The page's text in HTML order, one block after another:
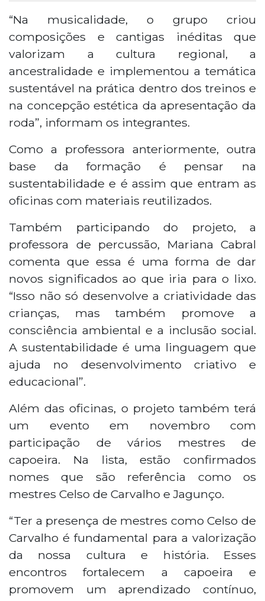
“Na musicalidade, o grupo criou
composições e cantigas inéditas que
valorizam a cultura regional, a
ancestralidade e implementou a temática
sustentável na prática dentro dos treinos e
na concepção estética da apresentação da
roda”, informam os integrantes.
Como a professora anteriormente, outra
base da formação é pensar na
sustentabilidade e é assim que entram as
oficinas com materiais reutilizados.
Também participando do projeto, a
professora de percussão, Mariana Cabral
comenta que essa é uma forma de dar
novos significados ao que iria para o lixo.
“Isso não só desenvolve a criatividade das
crianças, mas também promove a
consciência ambiental e a inclusão social.
A sustentabilidade é uma linguagem que
ajuda no desenvolvimento criativo e
educacional”.
Além das oficinas, o projeto também terá
um evento em novembro com
participação de vários mestres de
capoeira. Na lista, estão confirmados
nomes que são referência como os
mestres Celso de Carvalho e Jagunço.
“Ter a presença de mestres como Celso de
Carvalho é fundamental para a valorização
da nossa cultura e história. Esses
encontros fortalecem a capoeira e
promovem um aprendizado contínuo,